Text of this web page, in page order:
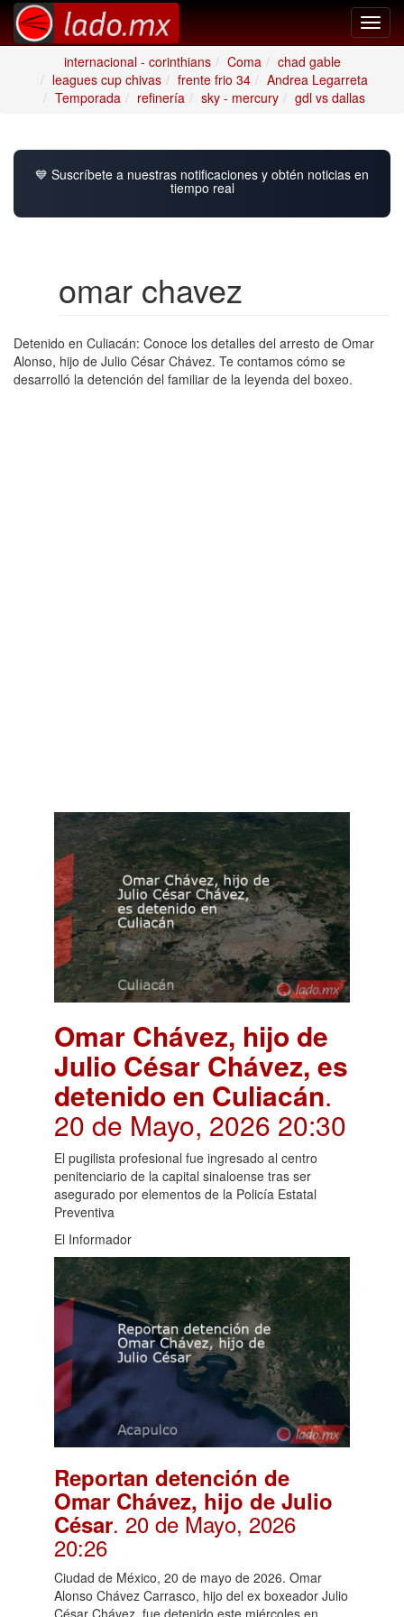
internacional - corinthians
Coma
chad gable
leagues cup chivas
frente frio 34
Andrea Legarreta
Temporada
refinería sky - mercury gdl vs dallas
💙 Suscríbete a nuestras notificaciones y obtén noticias en
tiempo real
omar chavez
Detenido en Culiacán: Conoce los detalles del arresto de Omar
Alonso, hijo de Julio César Chávez. Te contamos cómo se
desarrolló la detención del familiar de la leyenda del boxeo.
Omar Chávez, hijo de
Julio César Chávez, es
detenido en Culiacán.
20 de Mayo, 2026 20:30
El pugilista profesional fue ingresado al centro
penitenciario de la capital sinaloense tras ser
asegurado por elementos de la Policía Estatal
Preventiva
El Informador
Reportan detención de
Omar Chávez, hijo de Julio
César. 20 de Mayo, 2026
20:26
Ciudad de México, 20 de mayo de 2026. Omar
Alonso Chávez Carrasco, hijo del ex boxeador Julio
César Chávez, fue detenido este miércoles en